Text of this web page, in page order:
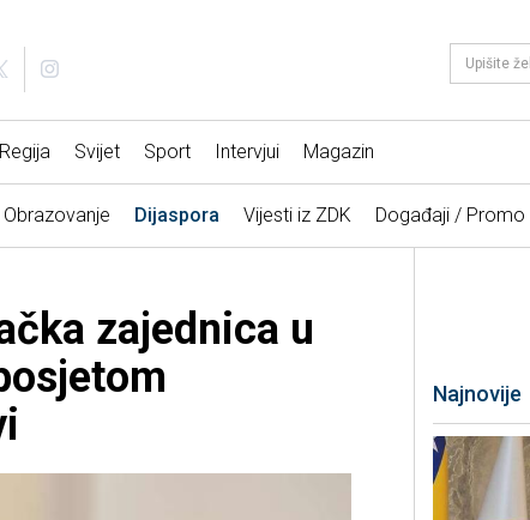
Regija Svijet Sport Intervjui Magazin
Obrazovanje Dijaspora Vijesti iz ZDK Događaji / Promo
zajednica u
Najnovije